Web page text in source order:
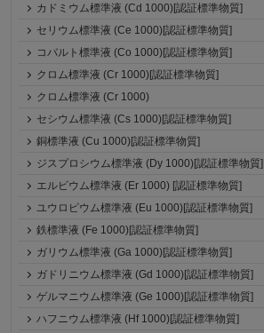
カドミウム標準液 (Cd 1000)[認証標準物質]
セリウム標準液 (Ce 1000)[認証標準物質]
コバルト標準液 (Co 1000)[認証標準物質]
クロム標準液 (Cr 1000)[認証標準物質]
クロム標準液 (Cr 1000)
セシウム標準液 (Cs 1000)[認証標準物質]
銅標準液 (Cu 1000)[認証標準物質]
ジスプロシウム標準液 (Dy 1000)[認証標準物質]
エルビウム標準液 (Er 1000) [認証標準物質]
ユウロピウム標準液 (Eu 1000)[認証標準物質]
鉄標準液 (Fe 1000)[認証標準物質]
ガリウム標準液 (Ga 1000)[認証標準物質]
ガドリニウム標準液 (Gd 1000)[認証標準物質]
ゲルマニウム標準液 (Ge 1000)[認証標準物質]
ハフニウム標準液 (Hf 1000)[認証標準物質]